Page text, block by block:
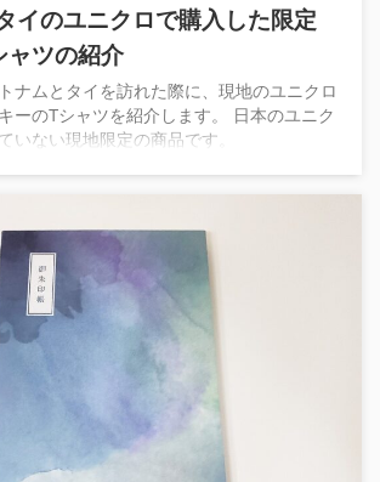
イのユニクロで購入した限定
ャツの紹介
ナムとタイを訪れた際に、現地のユニクロ
ーのTシャツを紹介します。 日本のユニク
いない現地限定の商品です。